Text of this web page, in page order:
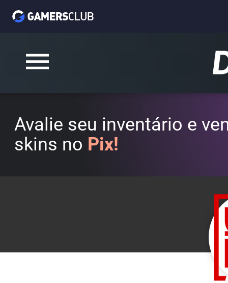
Avalie seu inventário e
skins no Pix!